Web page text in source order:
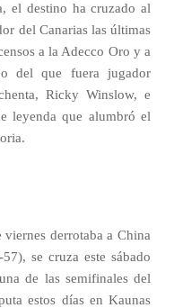
el destino ha cruzado al
del Canarias las últimas
a la Adecco Oro y a
del que fuera jugador
Ricky Winslow, e
leyenda que alumbró el
derrotaba a China
se cruza este sábado
de las semifinales del
estos días en Kaunas